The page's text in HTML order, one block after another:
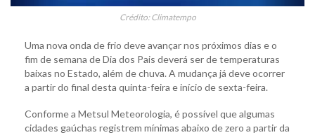
Crédito: Climatempo
Uma nova onda de frio deve avançar nos próximos dias e o
fim de semana de Dia dos Pais deverá ser de temperaturas
baixas no Estado, além de chuva. A mudança já deve ocorrer
a partir do final desta quinta-feira e início de sexta-feira.
Conforme a Metsul Meteorologia, é possível que algumas
cidades gaúchas registrem mínimas abaixo de zero a partir da